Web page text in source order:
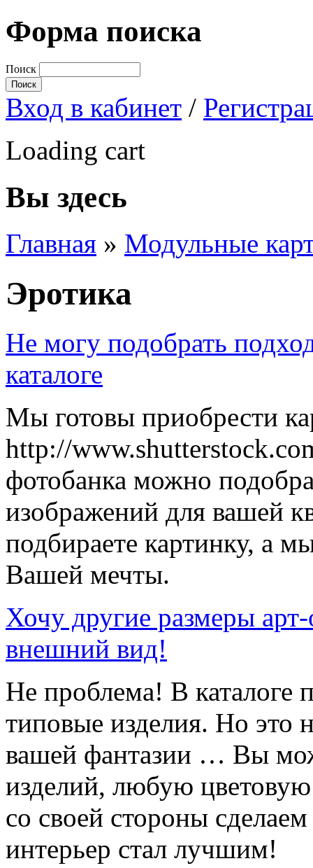
Форма поиска
Поиск
Вход в кабинет /
Loading cart
Вы здесь
Главная » Модульные
Эротика
Не могу подобрать
каталоге
Мы готовы приобрести
http://
фотобанка можно
изображений для вашей
подбираете картинку, а
Вашей мечты.
Хочу другие размеры
внешний вид!
Не проблема! В каталоге
типовые изделия. Но это
вашей фантазии … Вы
изделий, любую
со своей стороны
интерьер стал лучшим!